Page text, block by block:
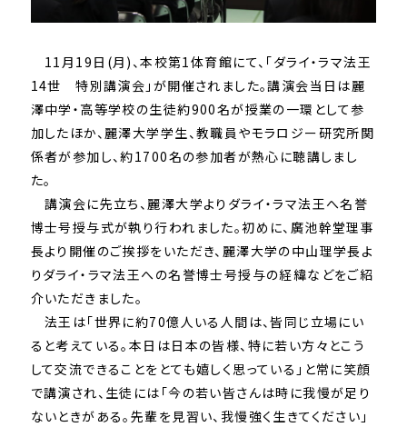
11 月 19 日 (月 ) 、本校第1体育館にて、「ダライ・ラマ法王
14世 特別講演会」が開催されました。講演会当日は麗
澤中学・高等学校の生徒約900名が授業の一環として参
加したほか、麗澤大学学生、教職員やモラロジー研究所関
係者が参加し、約1700名の参加者が熱心に聴講しまし
た。
講演会に先立ち、麗澤大学よりダライ・ラマ法王へ名誉
博士号授与式が執り行われました。初めに、廣池幹堂理事
長より開催のご挨拶をいただき、麗澤大学の中山理学長よ
りダライ・ラマ法王への名誉博士号授与の経緯などをご紹
介いただきました。
法王は「世界に約70億人いる人間は、皆同じ立場にい
ると考えている。本日は日本の皆様、特に若い方々とこう
して交流できることをとても嬉しく思っている」と常に笑顔
で講演され、生徒には「今の若い皆さんは時に我慢が足り
ないときがある。先輩を見習い、我慢強く生きてください」